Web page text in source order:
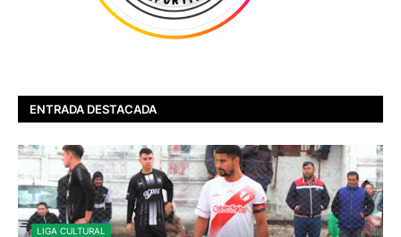
ENTRADA DESTACADA
LIGA CULTURAL